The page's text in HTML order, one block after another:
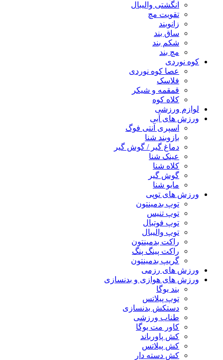
انگشتی واليبال
تقویت مچ
زانوبند
ساق بند
شکم بند
مچ بند
کوه نوردی
عصا کوه نوردی
فلاسک
قمقمه و شیکر
کلاه کوه
لوازم ورزشی
ورزش های آبی
اسپری آنتی فوگ
بازوبند شنا
دماغ گیر / گوش گیر
عینک شنا
کلاه شنا
گوش گیر
مایو شنا
ورزش های توپی
توپ بدمینتون
توپ تنیس
توپ فوتبال
توپ والیبال
راکت بدمینتون
راکت پینگ پنگ
گریپ بدمینتون
ورزش های رزمی
ورزش های هوازی و بدنسازی
بند یوگا
توپ پیلاتس
دستکش بدنسازی
طناب ورزشی
کاور مت یوگا
کش پاورباند
کش پیلاتس
کش دسته دار